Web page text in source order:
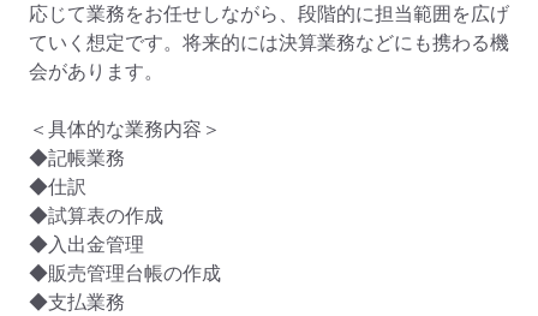
応じて業務をお任せしながら、段階的に担当範囲を広げ
ていく想定です。将来的には決算業務などにも携わる機
会があります。
＜具体的な業務内容＞
◆記帳業務
◆仕訳
◆試算表の作成
◆入出金管理
◆販売管理台帳の作成
◆支払業務